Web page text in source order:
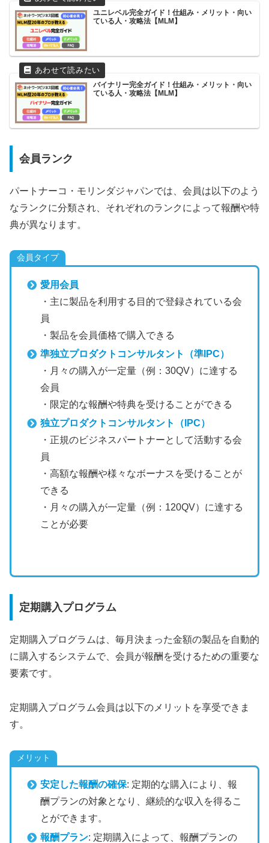
ユニレベル完全ガイド！仕組み・メリット・向い
ている人・攻略法【MLM】
バイナリー完全ガイド！仕組み・メリット・向い
ている人・攻略法【MLM】
会員ランク
パートナーコ・モリンダジャパンでは、会員は以下のよう
なランクに分類され、それぞれのランクによって報酬や特
典が異なります。
会員タイプ
愛用会員
・主に製品を利用する目的で登録されている会
員
・製品を会員価格で購入できる
準独立プロダクトコンサルタント（準IPC）
・月々の購入が一定量（例：30QV）に達する
会員
・限定的な報酬や特典を受けることができる
独立プロダクトコンサルタント（IPC）
・正規のビジネスパートナーとして活動する会
員
・高額な報酬や様々なボーナスを受けることが
できる
・月々の購入が一定量（例：120QV）に達する
ことが必要
定期購入プログラム
定期購入プログラムは、毎月決まった金額の製品を自動的
に購入するシステムで、会員が報酬を受けるための重要な
要素です。
定期購入プログラム会員は以下のメリットを享受できま
す。
メリット
安定した報酬の確保: 定期的な購入により、報
酬プランの対象となり、継続的な収入を得るこ
とができます。
報酬プラン: 定期購入によって、報酬プランの